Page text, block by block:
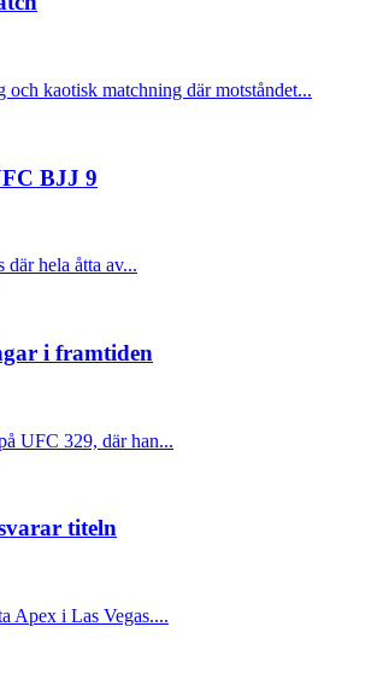
kaotisk matchning där motståndet...
BJJ 9
hela åtta av...
i framtiden
UFC 329, där han...
titeln
Apex i Las Vegas....